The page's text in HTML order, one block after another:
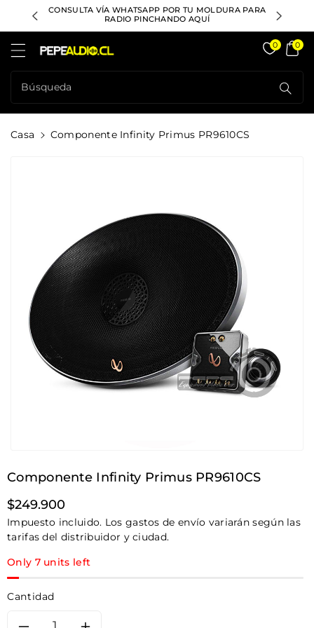
SOBRE
CONSULTA VÍA WHATSAPP POR TU MOLDURA PARA
RADIO PINCHANDO AQUÍ
SI
Búsqueda
0 0
Casa Componente Infinity Primus PR9610CS
Componente Infinity Primus PR9610CS
Precio
habitual
$249.900
Impuesto incluido. Los gastos de envío variarán según las
tarifas del distribuidor y ciudad.
Only 7 units left
Cantidad